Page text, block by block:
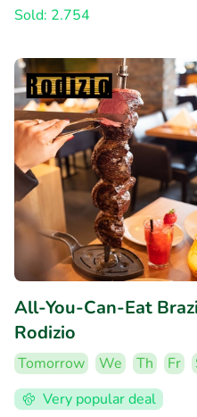
Sold: 2.754
All-You-Can-Eat
Rodizio
Tomorrow We Th Fr
Very popular deal